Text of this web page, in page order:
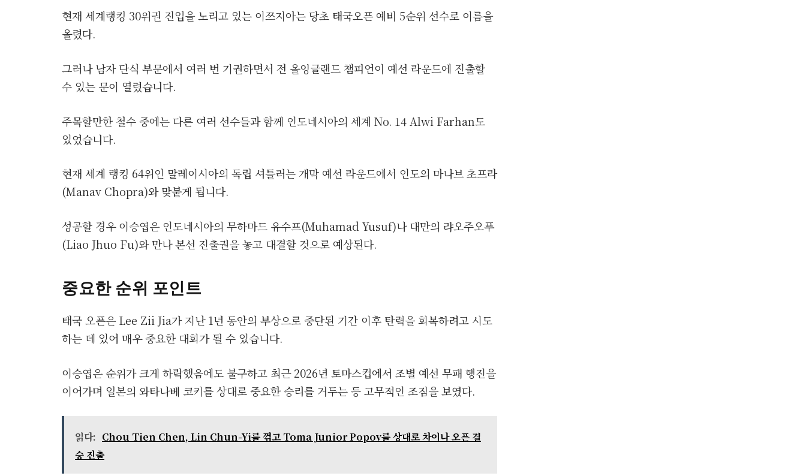
현재 세계랭킹 30위권 진입을 노리고 있는 이쯔지아는 당초 태국오픈 예비 5순위 선수로 이름을
올렸다.
그러나 남자 단식 부문에서 여러 번 기권하면서 전 올잉글랜드 챔피언이 예선 라운드에 진출할
수 있는 문이 열렸습니다.
주목할만한 철수 중에는 다른 여러 선수들과 함께 인도네시아의 세계 No. 14 Alwi Farhan도
있었습니다.
현재 세계 랭킹 64위인 말레이시아의 독립 셔틀러는 개막 예선 라운드에서 인도의 마나브 초프라
(Manav Chopra)와 맞붙게 됩니다.
성공할 경우 이승엽은 인도네시아의 무하마드 유수프(Muhamad Yusuf)나 대만의 랴오주오푸
(Liao Jhuo Fu)와 만나 본선 진출권을 놓고 대결할 것으로 예상된다.
중요한 순위 포인트
태국 오픈은 Lee Zii Jia가 지난 1년 동안의 부상으로 중단된 기간 이후 탄력을 회복하려고 시도
하는 데 있어 매우 중요한 대회가 될 수 있습니다.
이승엽은 순위가 크게 하락했음에도 불구하고 최근 2026년 토마스컵에서 조별 예선 무패 행진을
이어가며 일본의 와타나베 코키를 상대로 중요한 승리를 거두는 등 고무적인 조짐을 보였다.
읽다: Chou Tien Chen, Lin Chun-Yi를 꺾고 Toma Junior Popov를 상대로 차이나 오픈 결
승 진출